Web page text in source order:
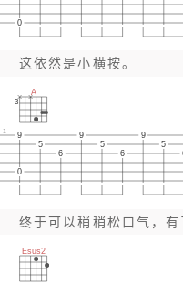
0
这依然是小横按。
9
0
5
6
9
5
6
9
5
3
A
1
Esus2